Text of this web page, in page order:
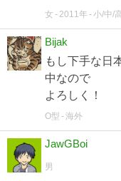
女 2011年 小/中/
Bijak
もし下手な日
中なので
よろしく！
O型 海外
JawGBoi
男